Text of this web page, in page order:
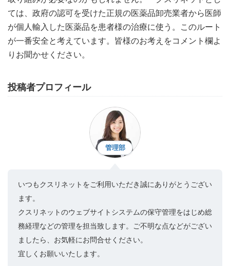
ては、政府の認可を受けた正規の医薬品卸売業者から医師
が個人輸入した医薬品を患者様の治療に使う。このルート
が一番安全と考えています。皆様のお考えをコメント欄よ
りお聞かせください。
投稿者プロフィール
管理部
いつもクスリネットをご利用いただき誠にありがとうござい
ます。
クスリネットのウェブサイトシステムの保守管理をはじめ総
務経理などの管理を担当致します。ご不明な点などがござい
ましたら、お気軽にお問合せください。
宜しくお願いいたします。